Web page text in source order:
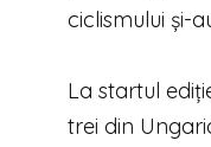
ciclismului și-
La startul
trei din